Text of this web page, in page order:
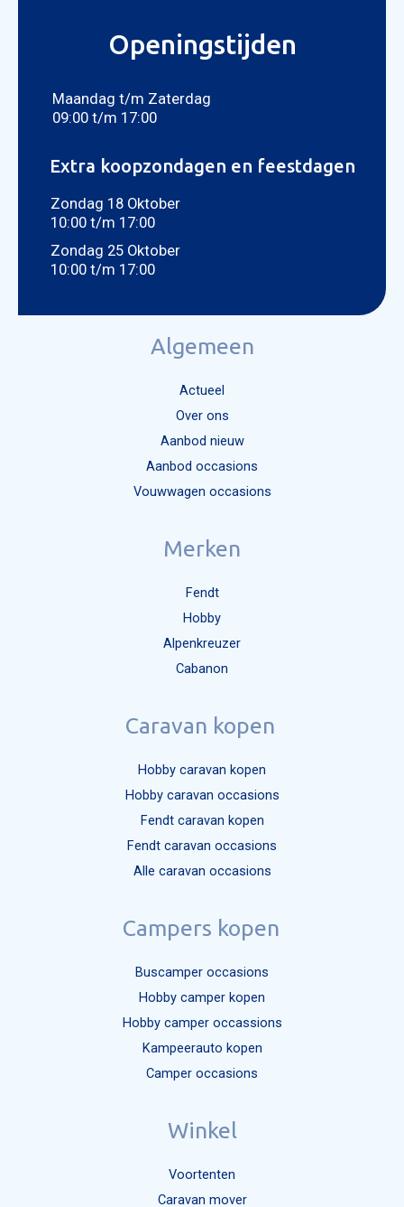
Openingstijden
Maandag t/m Zaterdag
09:00 t/m 17:00
Extra koopzondagen en feestdagen
Zondag 18 Oktober
10:00 t/m 17:00
Zondag 25 Oktober
10:00 t/m 17:00
Algemeen
Actueel
Over ons
Aanbod nieuw
Aanbod occasions
Vouwwagen occasions
Merken
Fendt
Hobby
Alpenkreuzer
Cabanon
Caravan kopen
Hobby caravan kopen
Hobby caravan occasions
Fendt caravan kopen
Fendt caravan occasions
Alle caravan occasions
Campers kopen
Buscamper occasions
Hobby camper kopen
Hobby camper occassions
Kampeerauto kopen
Camper occasions
Winkel
Voortenten
Caravan mover